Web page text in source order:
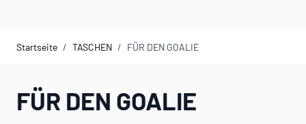
Startseite / TASCHEN / FÜR DEN GOALIE
FÜR DEN GOALIE